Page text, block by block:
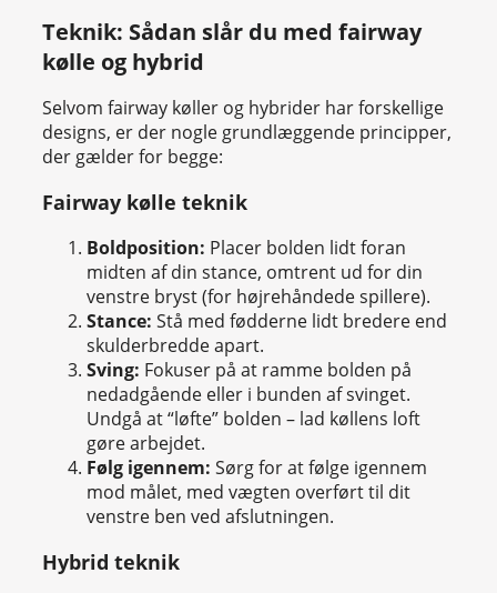
Teknik: Sådan slår du med fairway
kølle og hybrid
Selvom fairway køller og hybrider har forskellige
designs, er der nogle grundlæggende principper,
der gælder for begge:
Fairway kølle teknik
Boldposition: Placer bolden lidt foran
midten af din stance, omtrent ud for din
venstre bryst (for højrehåndede spillere).
Stance: Stå med fødderne lidt bredere end
skulderbredde apart.
Sving: Fokuser på at ramme bolden på
nedadgående eller i bunden af svinget.
Undgå at “løfte” bolden – lad køllens loft
gøre arbejdet.
Følg igennem: Sørg for at følge igennem
mod målet, med vægten overført til dit
venstre ben ved afslutningen.
Hybrid teknik